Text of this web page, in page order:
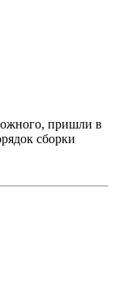
пришли в
сборки